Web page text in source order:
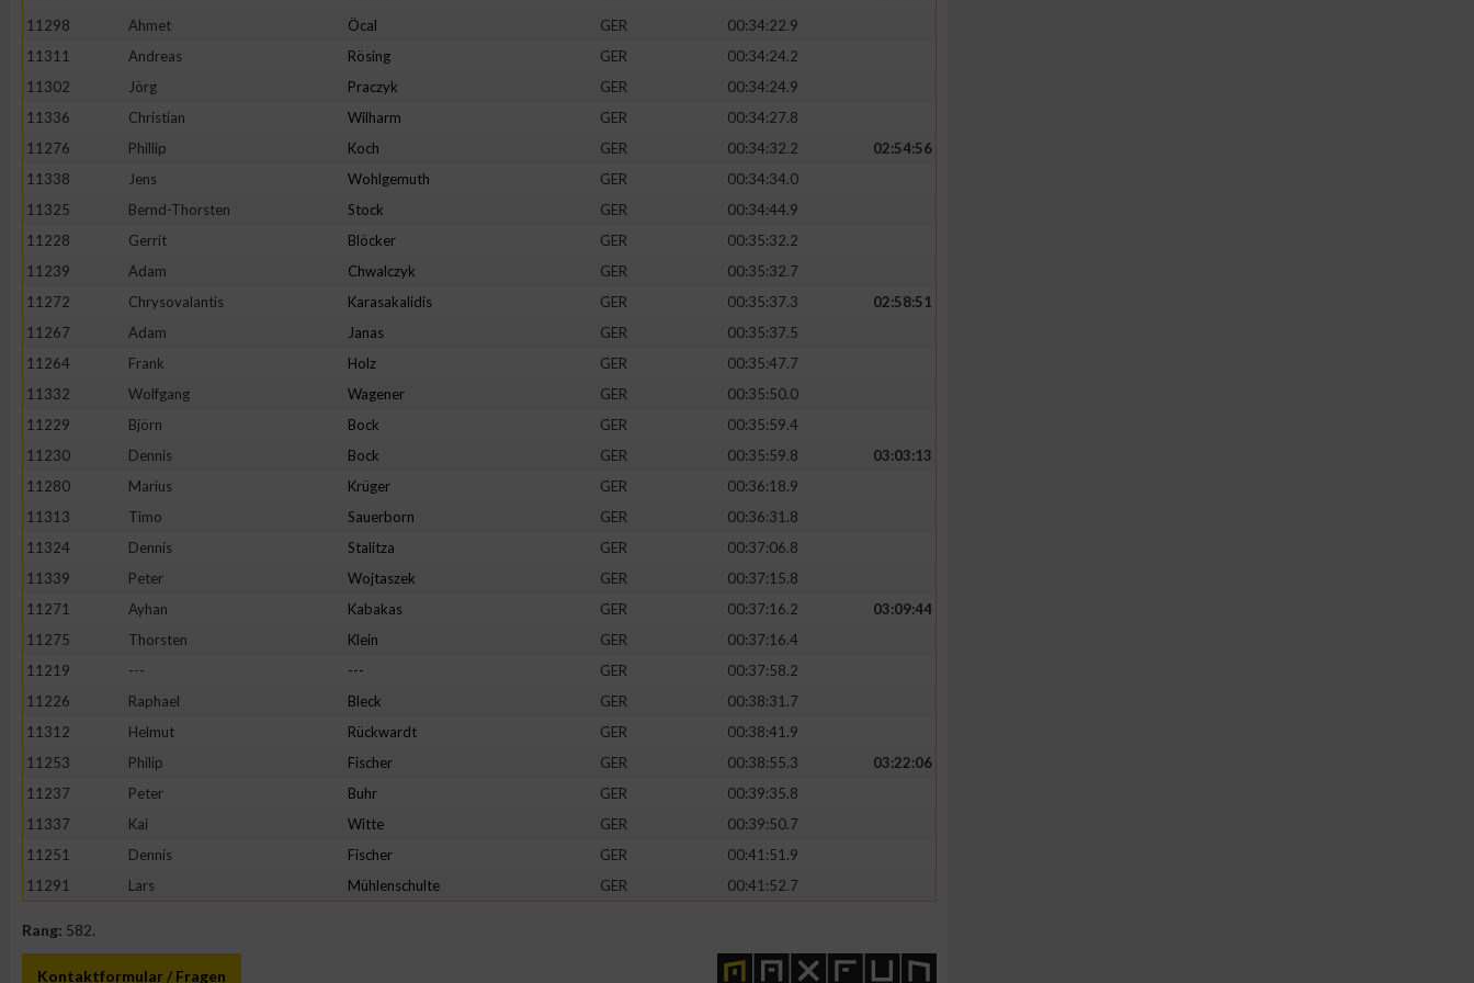
11298
Ahmet Öcal GER
00:34:22.9
11311
Andreas Rösing GER
00:34:24.2
11302
Jörg Praczyk GER
00:34:24.9
11336
Christian Wilharm GER
00:34:27.8
11276
Phillip Koch GER 00:34:32.2
02:54:56
11338
Jens Wohlgemuth GER
00:34:34.0
11325
Bernd-Thorsten Stock GER
00:34:44.9
11228
Gerrit Blöcker GER
00:35:32.2
11239
Adam Chwalczyk GER
00:35:32.7
11272
Chrysovalantis Karasakalidis GER 00:35:37.3
02:58:51
11267
Adam Janas GER
00:35:37.5
11264
Frank Holz GER
00:35:47.7
11332
Wolfgang Wagener GER
00:35:50.0
11229
Björn Bock GER
00:35:59.4
11230
Dennis Bock GER 00:35:59.8
03:03:13
11280
Marius Krüger GER
00:36:18.9
11313
Timo Sauerborn GER
00:36:31.8
11324
Dennis Stalitza GER
00:37:06.8
11339
Peter Wojtaszek GER
00:37:15.8
11271
Ayhan Kabakas GER 00:37:16.2
03:09:44
11275
Thorsten Klein GER
00:37:16.4
11219
--- --- GER
00:37:58.2
11226
Raphael Bleck GER
00:38:31.7
11312
Helmut Rückwardt GER
00:38:41.9
11253
Philip Fischer GER 00:38:55.3
03:22:06
11237
Peter Buhr GER
00:39:35.8
11337
Kai Witte GER
00:39:50.7
11251
Dennis Fischer GER
00:41:51.9
11291
Lars Mühlenschulte GER 00:41:52.7
Rang: 582.
Kontaktformular / Fragen
Verwendung von Profilen zur Auswahl personalisierter Inhalte
Messung der Werbeleistung
Messung der Performance von Inhalten
Analyse von Zielgruppen durch Statistiken oder Kombinationen von Daten aus
verschiedenen Quellen
Verwendung reduzierter Daten zur Auswahl von Inhalten
Verwendung genauer Standortdaten
Geräte anhand von aktiv angeforderten Informationen identifizieren
Notwendig
Performance